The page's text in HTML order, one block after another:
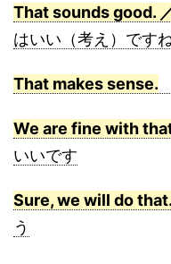
That sounds good.
はいい（考え）です
That makes sense.
We are fine with
いいです
Sure, we will do that.
う